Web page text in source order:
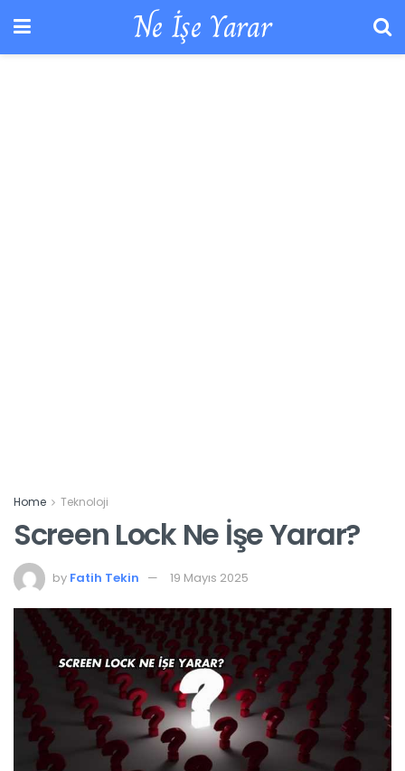
Ne İşe Yarar
Home Teknoloji
Screen Lock Ne İşe Yarar?
by Fatih Tekin 19 Mayıs 2025